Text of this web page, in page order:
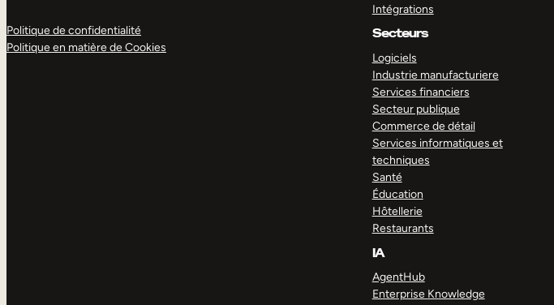
Politique de confidentialité
Politique en matière de Cookies
Intégrations
Secteurs
Logiciels
Industrie manufacturiere
Services financiers
Secteur publique
Commerce de détail
Services informatiques et
techniques
Santé
Éducation
Hôtellerie
Restaurants
IA
AgentHub
Enterprise Knowledge